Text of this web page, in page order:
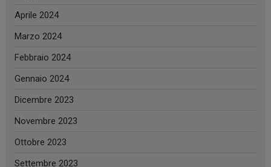
Aprile 2024
Marzo 2024
Febbraio 2024
Gennaio 2024
Dicembre 2023
Novembre 2023
Ottobre 2023
Settembre 2023